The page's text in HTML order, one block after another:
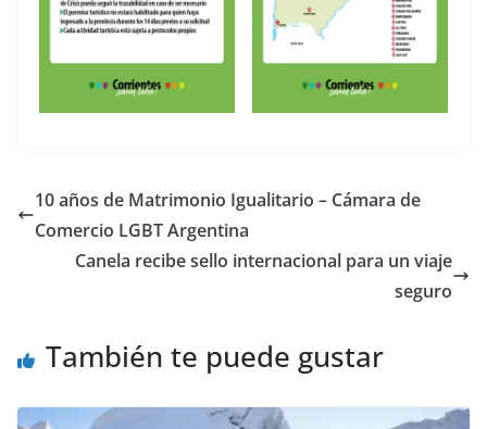
10 años de Matrimonio Igualitario – Cámara de
Comercio LGBT Argentina
Canela recibe sello internacional para un viaje
seguro
También te puede gustar